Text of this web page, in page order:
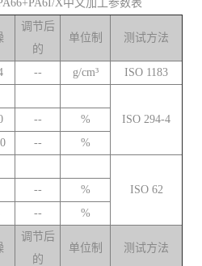
X中文加工参数表
调节后
的
单位制 测试方法
-- g/cm³
ISO 1183
ISO 294-4
--
%
--
%
ISO 62
--
%
-- %
调节后
的
单位制 测试方法